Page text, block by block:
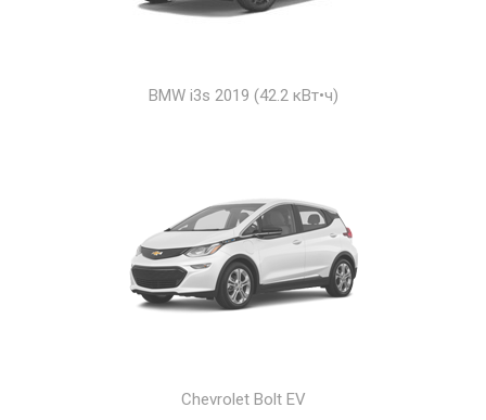
BMW i3s 2019 (42.2 кВт•ч)
Chevrolet Bolt EV